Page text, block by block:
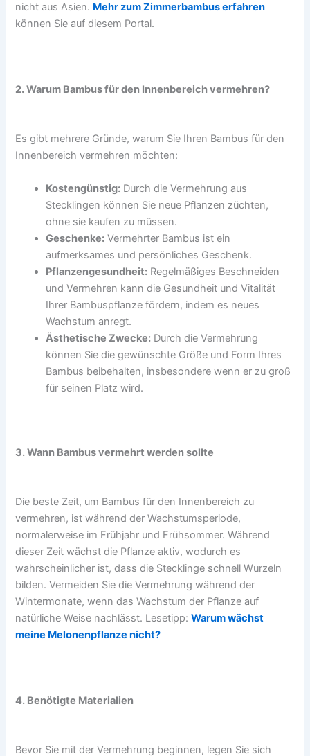
nicht aus Asien. Mehr zum Zimmerbambus erfahren
können Sie auf diesem Portal.
2. Warum Bambus für den Innenbereich vermehren?
Es gibt mehrere Gründe, warum Sie Ihren Bambus für den
Innenbereich vermehren möchten:
Kostengünstig: Durch die Vermehrung aus
Stecklingen können Sie neue Pflanzen züchten,
ohne sie kaufen zu müssen.
Geschenke: Vermehrter Bambus ist ein
aufmerksames und persönliches Geschenk.
Pflanzengesundheit: Regelmäßiges Beschneiden
und Vermehren kann die Gesundheit und Vitalität
Ihrer Bambuspflanze fördern, indem es neues
Wachstum anregt.
Ästhetische Zwecke: Durch die Vermehrung
können Sie die gewünschte Größe und Form Ihres
Bambus beibehalten, insbesondere wenn er zu groß
für seinen Platz wird.
3. Wann Bambus vermehrt werden sollte
Die beste Zeit, um Bambus für den Innenbereich zu
vermehren, ist während der Wachstumsperiode,
normalerweise im Frühjahr und Frühsommer. Während
dieser Zeit wächst die Pflanze aktiv, wodurch es
wahrscheinlicher ist, dass die Stecklinge schnell Wurzeln
bilden. Vermeiden Sie die Vermehrung während der
Wintermonate, wenn das Wachstum der Pflanze auf
natürliche Weise nachlässt. Lesetipp:Warum wächst
meine Melonenpflanze nicht?
4. Benötigte Materialien
Bevor Sie mit der Vermehrung beginnen, legen Sie sich